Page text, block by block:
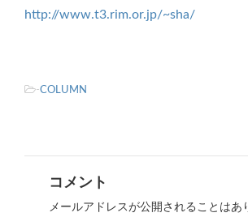
http://www.t3.rim.or.jp/~sha/
-COLUMN
コメント
メールアドレスが公開されることはあ